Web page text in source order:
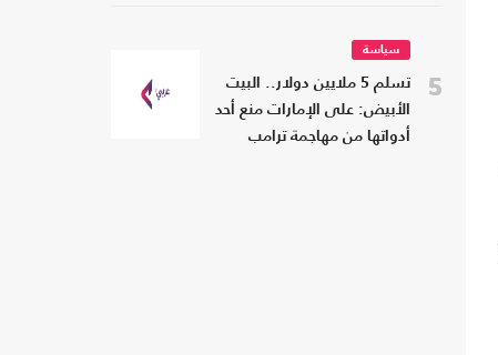
5
سياسة
تسلم 5 ملايين دولار.. البيت
الأبيض: على الإمارات منع أحد
أدواتها من مهاجمة ترامب